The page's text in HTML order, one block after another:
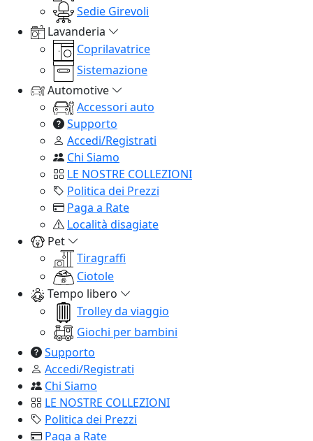
Sedie Girevoli
Lavanderia
Coprilavatrice
Sistemazione
Automotive
Accessori auto
Supporto
Accedi/Registrati
Chi Siamo
LE NOSTRE COLLEZIONI
Politica dei Prezzi
Paga a Rate
Località disagiate
Pet
Tiragraffi
Ciotole
Tempo libero
Trolley da viaggio
Giochi per bambini
Supporto
Accedi/Registrati
Chi Siamo
LE NOSTRE COLLEZIONI
Politica dei Prezzi
Paga a Rate